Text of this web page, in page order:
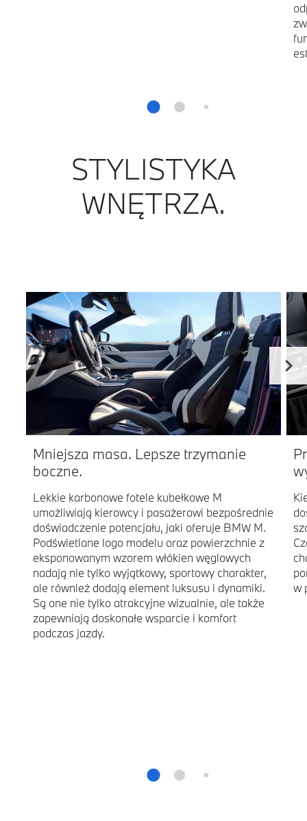
STYLISTYKA
WNĘTRZA.
Mniejsza masa. Lepsze trzymanie
boczne.
Lekkie karbonowe fotele kubełkowe M
umożliwiają kierowcy i pasażerowi bezpośrednie
doświadczenie potencjału, jaki oferuje BMW M.
Podświetlane logo modelu oraz powierzchnie z
eksponowanym wzorem włókien węglowych
nadają nie tylko wyjątkowy, sportowy charakter,
ale również dodają element luksusu i dynamiki.
Są one nie tylko atrakcyjne wizualnie, ale także
zapewniają doskonałe wsparcie i komfort
podczas jazdy.
w